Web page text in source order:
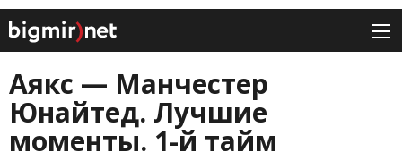
Аякс — Манчестер
Юнайтед. Лучшие
моменты. 1-й тайм